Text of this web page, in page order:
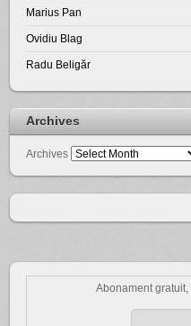
Marius Pan
Ovidiu Blag
Radu Beligăr
Archives
Archives
Abonament